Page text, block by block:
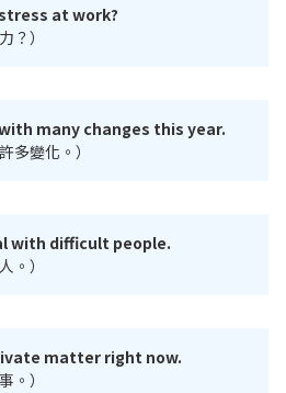
at work?
？）
many changes this year.
多變化。）
with difficult people.
。）
matter right now.
。）